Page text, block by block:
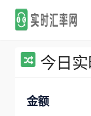
今日
金额